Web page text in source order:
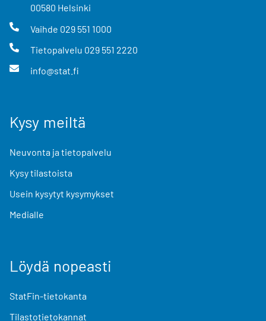
00580 Helsinki
Vaihde 029 551 1000
Tietopalvelu 029 551 2220
info@stat.fi
Kysy meiltä
Neuvonta ja tietopalvelu
Kysy tilastoista
Usein kysytyt kysymykset
Medialle
Löydä nopeasti
StatFin-tietokanta
Tilastotietokannat